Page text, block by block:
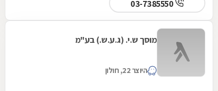
מוסך ש.י. (ג.ע.ש.) בע"מ
היוצר 22, חולון